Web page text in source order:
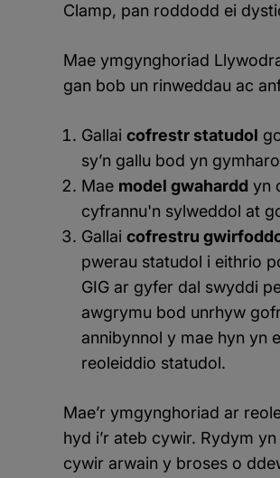
Clamp, pan roddodd ei
Mae ymgynghoriad
gan bob un rinweddau ac
Gallai cofrestr statudol
sy’n gallu bod yn
Mae model gwahardd yn
cyfrannu'n sylweddol at
Gallai cofrestru
pwerau statudol i eithrio
GIG ar gyfer dal swyddi
awgrymu bod unrhyw
annibynnol y mae hyn yn
reoleiddio statudol.
Mae’r ymgynghoriad ar
hyd i’r ateb cywir. Rydym
cywir arwain y broses o